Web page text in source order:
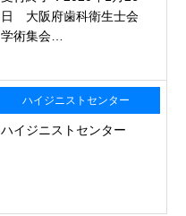
日 大阪府歯科衛生士会
学術集会…
ハイジニストセンター
ハイジニストセンター